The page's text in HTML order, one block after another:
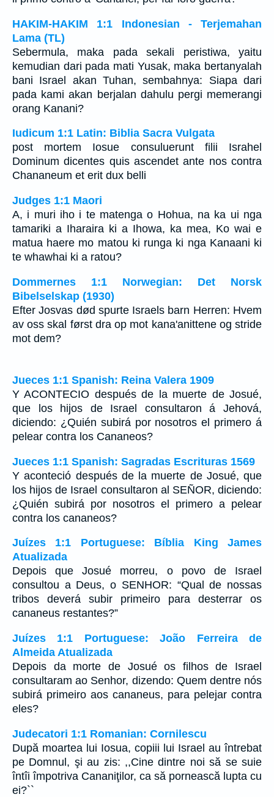
HAKIM-HAKIM 1:1 Indonesian - Terjemahan
Lama (TL)
Sebermula, maka pada sekali peristiwa, yaitu
kemudian dari pada mati Yusak, maka bertanyalah
bani Israel akan Tuhan, sembahnya: Siapa dari
pada kami akan berjalan dahulu pergi memerangi
orang Kanani?
Iudicum 1:1 Latin: Biblia Sacra Vulgata
post mortem Iosue consuluerunt filii Israhel
Dominum dicentes quis ascendet ante nos contra
Chananeum et erit dux belli
Judges 1:1 Maori
A, i muri iho i te matenga o Hohua, na ka ui nga
tamariki a Iharaira ki a Ihowa, ka mea, Ko wai e
matua haere mo matou ki runga ki nga Kanaani ki
te whawhai ki a ratou?
Dommernes 1:1 Norwegian: Det Norsk
Bibelselskap (1930)
Efter Josvas død spurte Israels barn Herren: Hvem
av oss skal først dra op mot kana'anittene og stride
mot dem?
Jueces 1:1 Spanish: Reina Valera 1909
Y ACONTECIO después de la muerte de Josué,
que los hijos de Israel consultaron á Jehová,
diciendo: ¿Quién subirá por nosotros el primero á
pelear contra los Cananeos?
Jueces 1:1 Spanish: Sagradas Escrituras 1569
Y aconteció después de la muerte de Josué, que
los hijos de Israel consultaron al SEÑOR, diciendo:
¿Quién subirá por nosotros el primero a pelear
contra los cananeos?
Juízes 1:1 Portuguese: Bíblia King James
Atualizada
Depois que Josué morreu, o povo de Israel
consultou a Deus, o SENHOR: “Qual de nossas
tribos deverá subir primeiro para desterrar os
cananeus restantes?”
Juízes 1:1 Portuguese: João Ferreira de
Almeida Atualizada
Depois da morte de Josué os filhos de Israel
consultaram ao Senhor, dizendo: Quem dentre nós
subirá primeiro aos cananeus, para pelejar contra
eles?
Judecatori 1:1 Romanian: Cornilescu
După moartea lui Iosua, copiii lui Israel au întrebat
pe Domnul, şi au zis: ,,Cine dintre noi să se suie
întîi împotriva Cananiţilor, ca să pornească lupta cu
ei?``